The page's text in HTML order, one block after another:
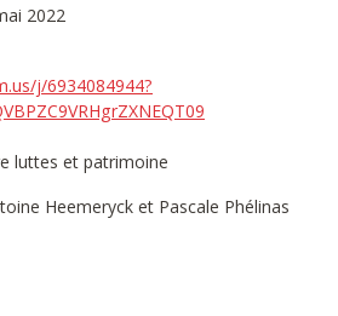
2022
j/6934084944?
luttes et patrimoine
Heemeryck et Pascale Phélinas